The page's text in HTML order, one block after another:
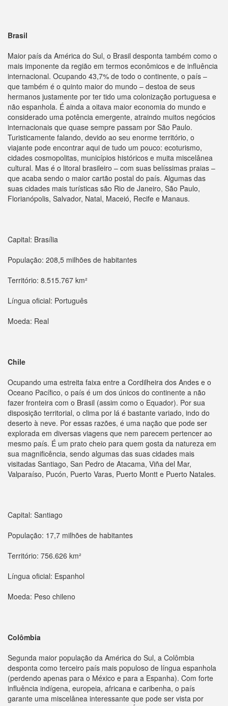
Brasil
Maior país da América do Sul, o Brasil desponta também como o
mais imponente da região em termos econômicos e de influência
internacional. Ocupando 43,7% de todo o continente, o país –
que também é o quinto maior do mundo – destoa de seus
hermanos justamente por ter tido uma colonização portuguesa e
não espanhola. É ainda a oitava maior economia do mundo e
considerado uma potência emergente, atraindo muitos negócios
internacionais que quase sempre passam por São Paulo.
Turisticamente falando, devido ao seu enorme território, o
viajante pode encontrar aqui de tudo um pouco: ecoturismo,
cidades cosmopolitas, municípios históricos e muita miscelânea
cultural. Mas é o litoral brasileiro – com suas belíssimas praias –
que acaba sendo o maior cartão postal do país. Algumas das
suas cidades mais turísticas são Rio de Janeiro, São Paulo,
Florianópolis, Salvador, Natal, Maceió, Recife e Manaus.
Capital: Brasília
População: 208,5 milhões de habitantes
Território: 8.515.767 km²
Língua oficial: Português
Moeda: Real
Chile
Ocupando uma estreita faixa entre a Cordilheira dos Andes e o
Oceano Pacífico, o país é um dos únicos do continente a não
fazer fronteira com o Brasil (assim como o Equador). Por sua
disposição territorial, o clima por lá é bastante variado, indo do
deserto à neve. Por essas razões, é uma nação que pode ser
explorada em diversas viagens que nem parecem pertencer ao
mesmo país. É um prato cheio para quem gosta da natureza em
sua magnificência, sendo algumas das suas cidades mais
visitadas Santiago, San Pedro de Atacama, Viña del Mar,
Valparaíso, Pucón, Puerto Varas, Puerto Montt e Puerto Natales.
Capital: Santiago
População: 17,7 milhões de habitantes
Território: 756.626 km²
Língua oficial: Espanhol
Moeda: Peso chileno
Colômbia
Segunda maior população da América do Sul, a Colômbia
desponta como terceiro país mais populoso de língua espanhola
(perdendo apenas para o México e para a Espanha). Com forte
influência indígena, europeia, africana e caribenha, o país
garante uma miscelânea interessante que pode ser vista por